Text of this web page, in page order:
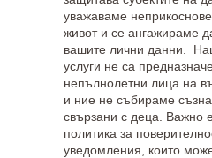
уважаваме
живот и се ангажираме
вашите лични данни.
услуги не са
непълнолетни лица на
и ние не събираме
свързани с деца. Важно
политика за
уведомления, които